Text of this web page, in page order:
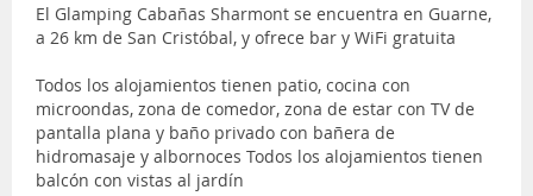
El Glamping Cabañas Sharmont se encuentra en Guarne,
a 26 km de San Cristóbal, y ofrece bar y WiFi gratuita
Todos los alojamientos tienen patio, cocina con
microondas, zona de comedor, zona de estar con TV de
pantalla plana y baño privado con bañera de
hidromasaje y albornoces Todos los alojamientos tienen
balcón con vistas al jardín